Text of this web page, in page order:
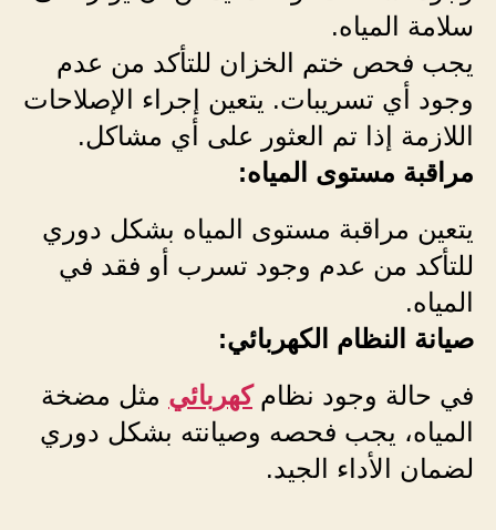
سلامة المياه.
يجب فحص ختم الخزان للتأكد من عدم
وجود أي تسريبات. يتعين إجراء الإصلاحات
اللازمة إذا تم العثور على أي مشاكل.
مراقبة مستوى المياه:
يتعين مراقبة مستوى المياه بشكل دوري
للتأكد من عدم وجود تسرب أو فقد في
المياه.
صيانة النظام الكهربائي:
في حالة وجود نظامكهربائي مثل مضخة
المياه، يجب فحصه وصيانته بشكل دوري
لضمان الأداء الجيد.